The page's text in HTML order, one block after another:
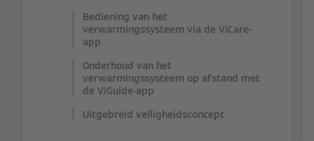
Bediening van het
verwarmingssysteem via de ViCare-
app
Onderhoud van het
verwarmingssysteem op afstand met
de ViGuide-app
Uitgebreid veiligheidsconcept